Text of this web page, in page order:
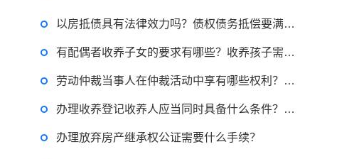
以房抵债具有法律效力吗？债权债务抵偿要满足哪些条件？
有配偶者收养子女的要求有哪些？收养孩子需要哪些条件？收养人收养子女有数量限制吗？
劳动仲裁当事人在仲裁活动中享有哪些权利？当事人在仲裁活动中履行哪些义务？
办理收养登记收养人应当同时具备什么条件？孤儿院领养孩子必须要结婚吗？
办理放弃房产继承权公证需要什么手续？
2023-03-29 16:54:32
律师回答区